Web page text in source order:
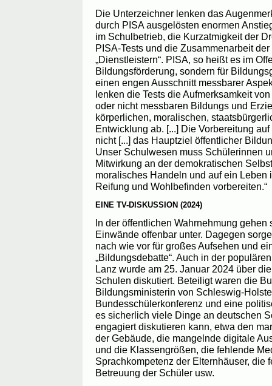
Die Unterzeichner lenken das
durch PISA ausgelösten enormen
im Schulbetrieb, die Kurzatmigkeit der
PISA-Tests und die Zusammenarbeit
„Dienstleistern“. PISA, so heißt es im
Bildungsförderung, sondern für
einen engen Ausschnitt messbarer
lenken die Tests die Aufmerksamkeit
oder nicht messbaren Bildungs­ und
körperlichen, moralischen,
Entwicklung ab. [...] Die Vorbereitung
nicht [...] das Hauptziel öffentlicher
Unser Schulwesen muss Schülerinnen
Mitwirkung an der demokratischen
moralisches Handeln und auf ein
Reifung und Wohlbefinden vorbereiten.“
EINE TV-DISKUSSION (2024)
In der öffentlichen Wahrnehmung
Einwände offenbar unter. Dagegen
nach wie vor für großes Aufsehen und
„Bildungsdebatte“. Auch in der
Lanz wurde am 25. Januar 2024 über
Schulen diskutiert. Beteiligt waren die
Bildungsministerin von Schleswig-
Bundesschülerkonferenz und eine
es sicherlich viele Dinge an deutschen
engagiert diskutieren kann, etwa den
der Gebäude, die mangelnde digitale
und die Klassengrößen, die fehlende
Sprachkompetenz der Elternhäuser, die
Betreuung der Schüler usw.